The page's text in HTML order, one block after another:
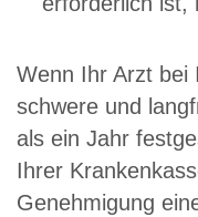
Wenn Ihr Arzt bei
schwere und
als ein Jahr
Ihrer
Genehmigung